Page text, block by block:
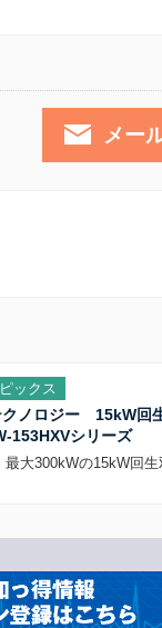
メー
ックス
クノロジー 15kW回
153HXVシリーズ
大300kWの15kW回生